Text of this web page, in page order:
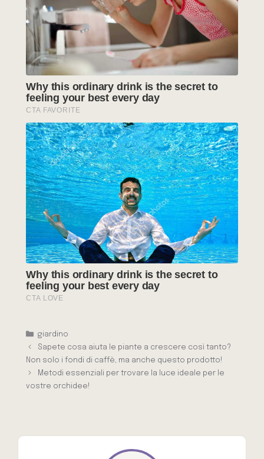
Categorie
giardino
Sapete cosa aiuta le piante a crescere così tanto?
Non solo i fondi di caffè, ma anche questo prodotto!
Metodi essenziali per trovare la luce ideale per le
vostre orchidee!